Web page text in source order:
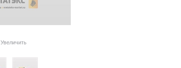
Увеличить